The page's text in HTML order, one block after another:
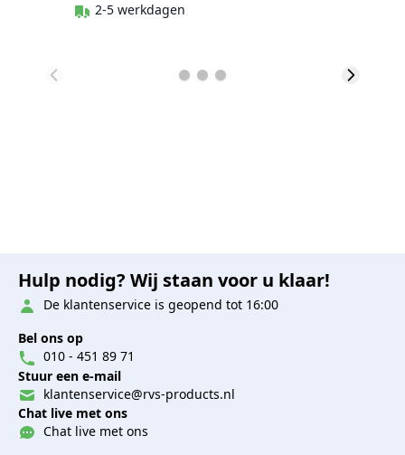
2-5 werkdagen
Hulp nodig? Wij staan voor u klaar!
De klantenservice is geopend tot 16:00
Bel ons op
010 - 451 89 71
Stuur een e-mail
klantenservice@rvs-products.nl
Chat live met ons
Chat live met ons